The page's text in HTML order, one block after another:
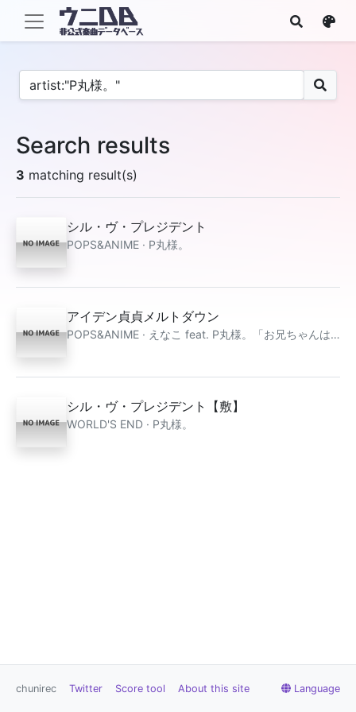
Search results
3 matching result(s)
シル・ヴ・プレジデント
POPS&ANIME · P丸様。
アイデン貞貞メルトダウン
POPS&ANIME · えなこ feat. P丸様。「お兄ちゃんはおしまい！」
シル・ヴ・プレジデント【敷】
WORLD'S END · P丸様。
chunirec Twitter Score tool About this site Language